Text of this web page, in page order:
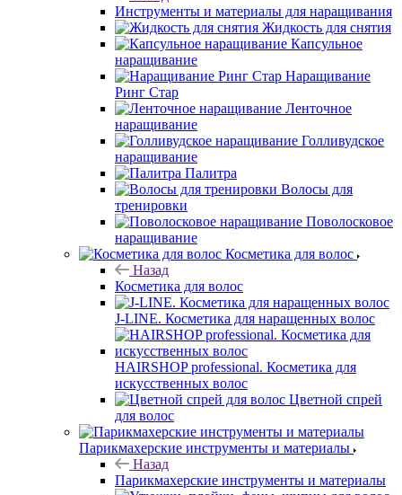
Инструменты и материалы для наращивания
Жидкость для снятия
Капсульное
наращивание
Наращивание
Ринг Стар
Ленточное
наращивание
Голливудское
наращивание
Палитра
Волосы для
тренировки
Поволосковое
наращивание
Косметика для волос
Назад
Косметика для волос
J-LINE. Косметика для наращенных волос
HAIRSHOP professional. Косметика для
искусственных волос
Цветной спрей
для волос
Парикмахерские инструменты и материалы
Назад
Парикмахерские инструменты и материалы